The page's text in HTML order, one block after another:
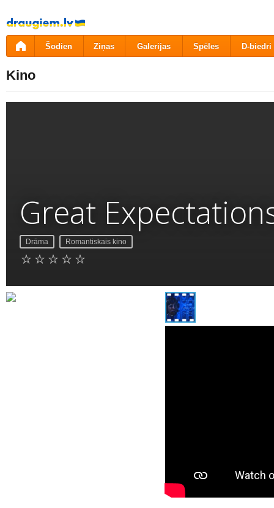
Pāriet
uz
saturu
Šodien Ziņas Galerijas Spēles D-biedri
Kino
Great
Drāma Romantiskais kino